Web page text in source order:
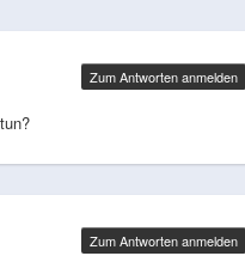
Zum Antworten anmelden
Zum Antworten anmelden